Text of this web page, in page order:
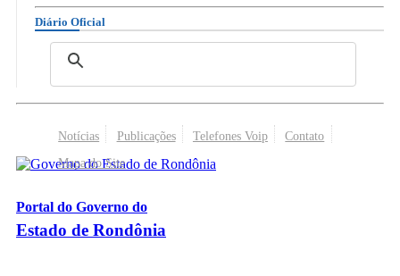
Diário Oficial
Notícias Publicações Telefones Voip
Contato
Mapa do Site
Portal do Governo do
Estado de Rondônia